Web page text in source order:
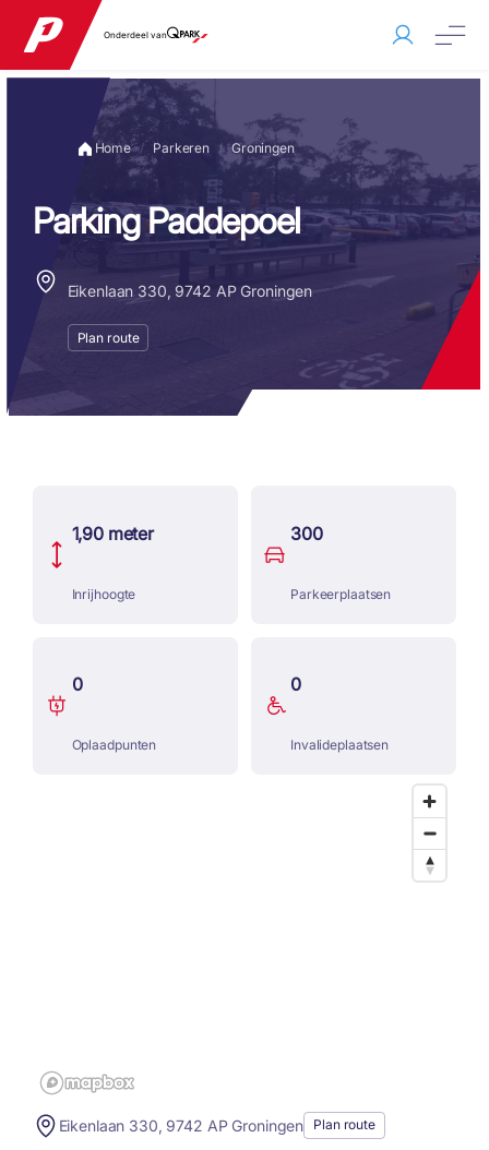
Onderdeel van
Home Parkeren Groningen
Parking Paddepoel
Eikenlaan 330, 9742 AP Groningen
Plan route
1,90 meter
Inrijhoogte
300
Parkeerplaatsen
0
Oplaadpunten
0
Invalideplaatsen
Eikenlaan 330, 9742 AP Groningen Plan route